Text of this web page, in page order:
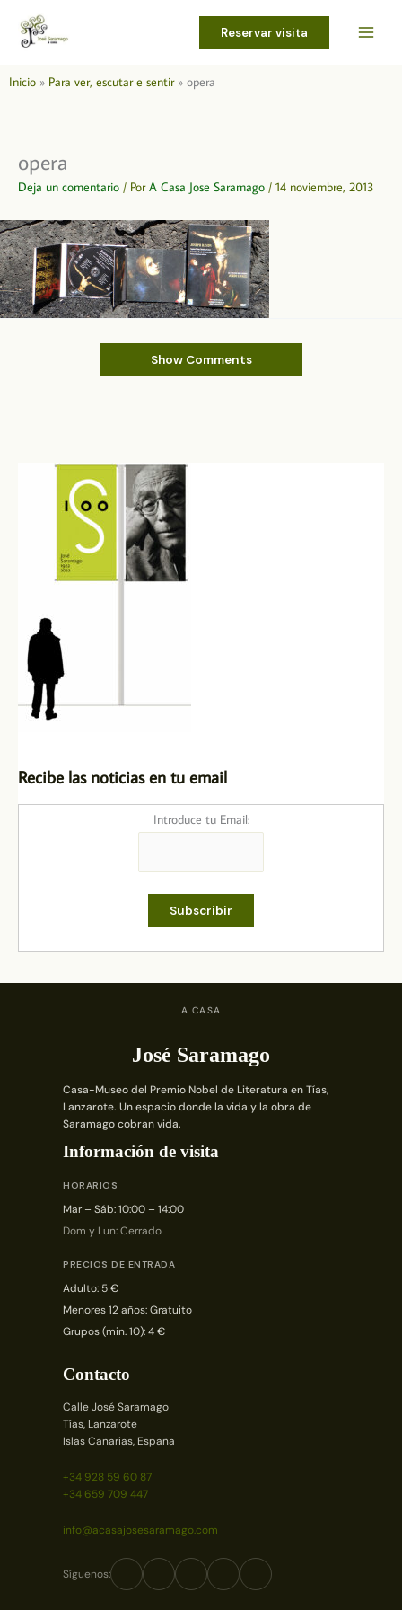
contenido
Reservar visita
Inicio Para ver, escutar e sentir opera
opera
Deja un comentario / PorA Casa Jose Saramago / 14 noviembre, 2013
Show Comments
Recibe las noticias en tu email
Introduce tu Email:
A CASA
José Saramago
Casa-Museo del Premio Nobel de Literatura en Tías,
Lanzarote. Un espacio donde la vida y la obra de
Saramago cobran vida.
Información de visita
HORARIOS
Mar – Sáb: 10:00 – 14:00
Dom y Lun: Cerrado
PRECIOS DE ENTRADA
Adulto: 5 €
Menores 12 años: Gratuito
Grupos (min. 10): 4 €
Contacto
Calle José Saramago
Tías, Lanzarote
Islas Canarias, España
+34 928 59 60 87
+34 659 709 447
info@acasajosesaramago.com
Síguenos: